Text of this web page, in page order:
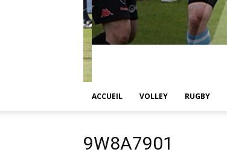
ACCUEIL VOLLEY RUGBY
9W8A7901